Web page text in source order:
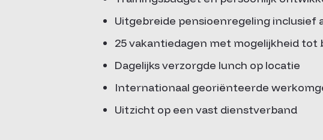
Uitgebreide pensioenregeling inclusief
25 vakantiedagen met mogelijkheid tot
Dagelijks verzorgde lunch op locatie
Internationaal georiënteerde
Uitzicht op een vast dienstverband